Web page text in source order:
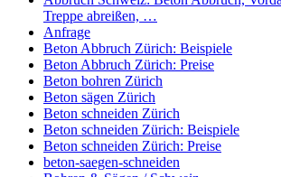
Treppe abreißen, …
Anfrage
Beton Abbruch Zürich: Beispiele
Beton Abbruch Zürich: Preise
Beton bohren Zürich
Beton sägen Zürich
Beton schneiden Zürich
Beton schneiden Zürich: Beispiele
Beton schneiden Zürich: Preise
beton-saegen-schneiden